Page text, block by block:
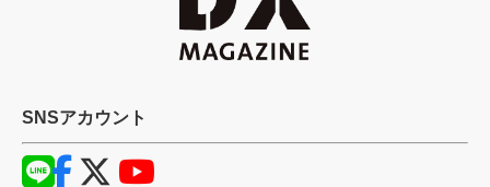
SNSアカウント